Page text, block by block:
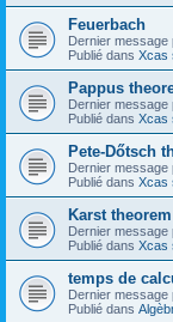
Feuerbach
Dernier message
Publié dans Xcas
Pappus
Dernier message
Publié dans Xcas
Pete-Dőtsch
Dernier message
Publié dans Xcas
Karst
Dernier message
Publié dans Xcas
temps de
Dernier message
Publié dans